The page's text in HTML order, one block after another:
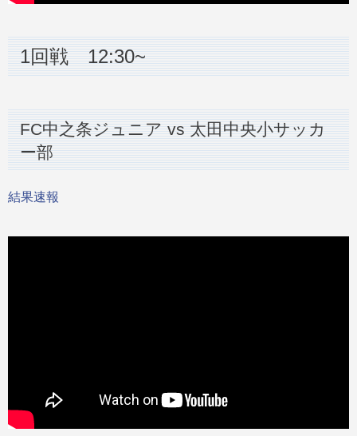
1回戦 12:30~
FC中之条ジュニア vs 太田中央小サッカ
ー部
結果速報